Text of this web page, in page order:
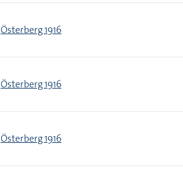
Österberg 1916
Österberg 1916
Österberg 1916